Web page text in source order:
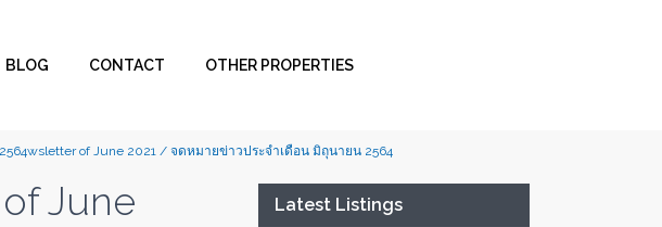
BLOG CONTACT OTHER PROPERTIES
of June 2021 / จดหมายข่าวประจำเดือน มิถุนายน 2564
June
Latest Listings